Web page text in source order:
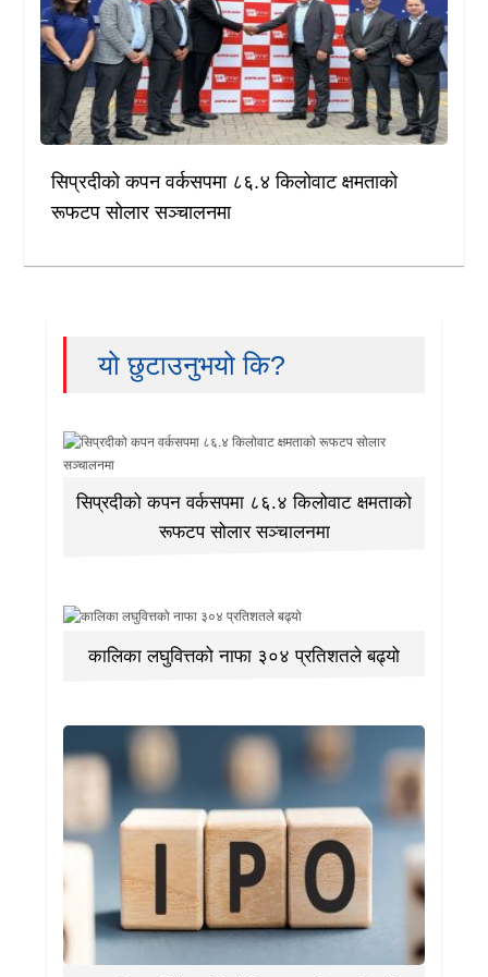
सिप्रदीको कपन वर्कसपमा ८६.४ किलोवाट क्षमताको
रूफटप सोलार सञ्चालनमा
यो छुटाउनुभयो कि?
सिप्रदीको कपन वर्कसपमा ८६.४ किलोवाट क्षमताको
रूफटप सोलार सञ्चालनमा
कालिका लघुवित्तको नाफा ३०४ प्रतिशतले बढ्यो